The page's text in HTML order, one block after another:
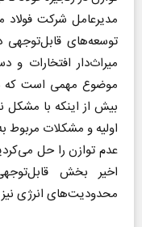
مدیرعامل شرکت فولاد
توسعه‌های قابل‌توجهی
میراث‌دار افتخارات و
موضوع مهمی است که
بیش از اینکه با مشکل
اولیه و مشکلات مربوط
عدم توازن را حل
اخیر بخش
محدودیت‌های انرژی